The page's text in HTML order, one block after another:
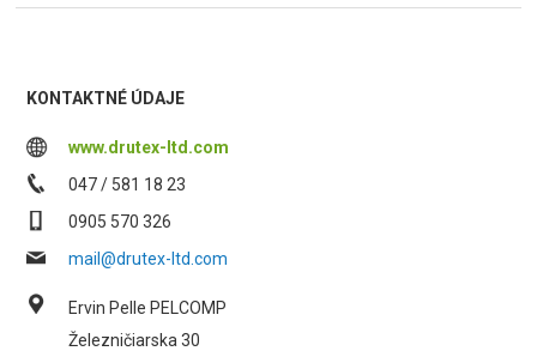
KONTAKTNÉ ÚDAJE
www.drutex-ltd.com
047 / 581 18 23
0905 570 326
mail@drutex-ltd.com
Ervin Pelle PELCOMP
Železničiarska 30